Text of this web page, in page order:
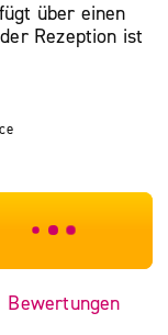
über einen
Rezeption ist
***************
Bewertungen